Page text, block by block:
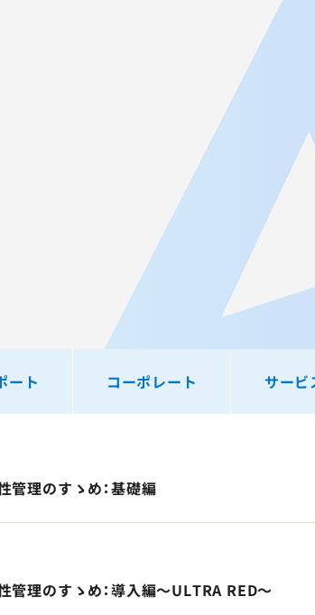
ート コーポレート サービ
管理のすゝめ：基礎編
管理のすゝめ：導入編～ULTRA RED～